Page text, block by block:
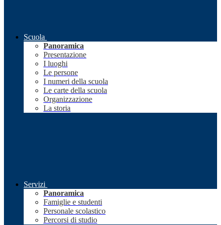
Scuola
Panoramica
Presentazione
I luoghi
Le persone
I numeri della scuola
Le carte della scuola
Organizzazione
La storia
Servizi
Panoramica
Famiglie e studenti
Personale scolastico
Percorsi di studio